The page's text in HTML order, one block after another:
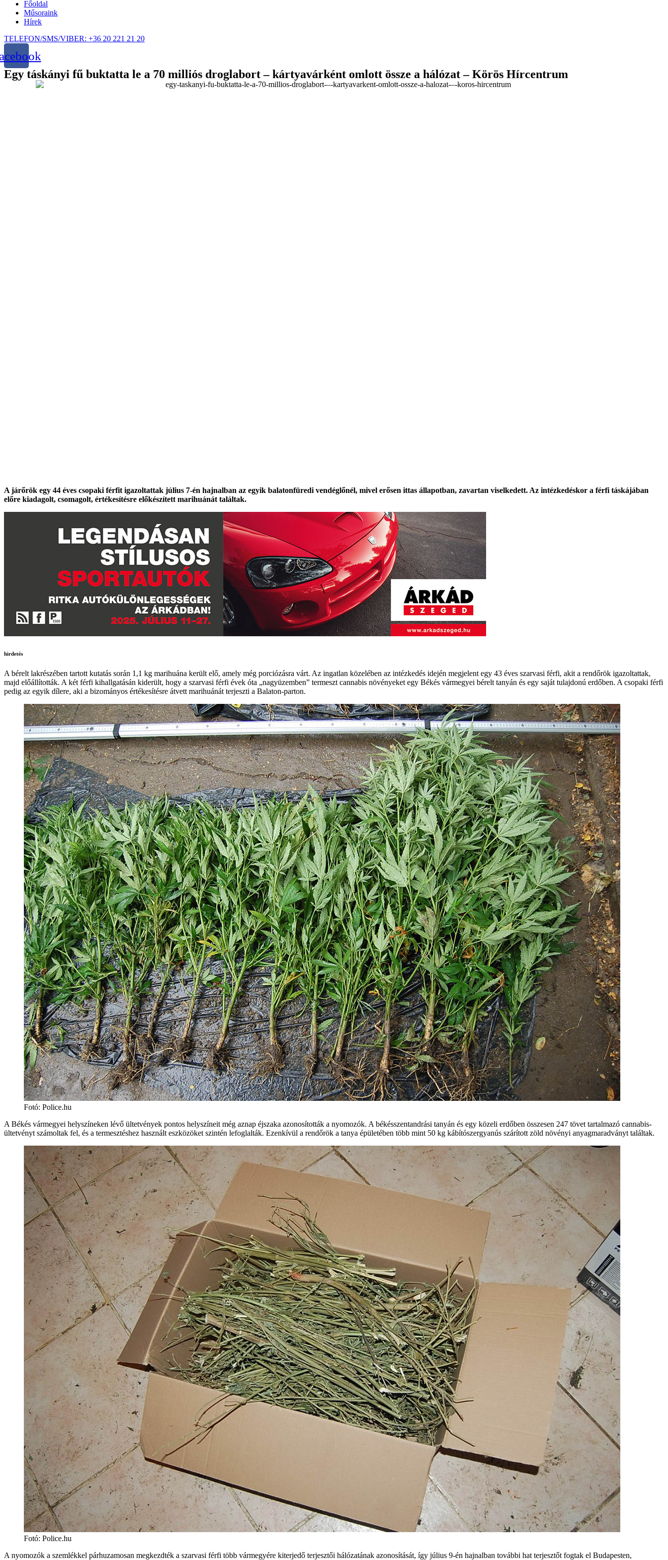
Főoldal
Műsoraink
Hírek
TELEFON/SMS/VIBER: +36 20 221 21 20
Egy táskányi fű buktatta le a 70 milliós droglabort – kártyavárként omlott össze a hálózat – Körös Hírcentrum
A járőrök egy 44 éves csopaki férfit igazoltattak július 7-én hajnalban az egyik balatonfüredi vendéglőnél, mivel erősen ittas állapotban, zavartan viselkedett. Az intézkedéskor a férfi táskájában
előre kiadagolt, csomagolt, értékesítésre előkészített marihuánát találtak.
hirdetés
A bérelt lakrészében tartott kutatás során 1,1 kg marihuána került elő, amely még porciózásra várt. Az ingatlan közelében az intézkedés idején megjelent egy 43 éves szarvasi férfi, akit a rendőrök igazoltattak,
majd előállították. A két férfi kihallgatásán kiderült, hogy a szarvasi férfi évek óta „nagyüzemben” termeszt cannabis növényeket egy Békés vármegyei bérelt tanyán és egy saját tulajdonú erdőben. A csopaki férfi
pedig az egyik dílere, aki a bizományos értékesítésre átvett marihuánát terjeszti a Balaton-parton.
Fotó: Police.hu
A Békés vármegyei helyszíneken lévő ültetvények pontos helyszíneit még aznap éjszaka azonosították a nyomozók. A békésszentandrási tanyán és egy közeli erdőben összesen 247 tövet tartalmazó cannabis-
ültetvényt számoltak fel, és a termesztéshez használt eszközöket szintén lefoglalták. Ezenkívül a rendőrök a tanya épületében több mint 50 kg kábítószergyanús szárított zöld növényi anyagmaradványt találtak.
Fotó: Police.hu
A nyomozók a szemlékkel párhuzamosan megkezdték a szarvasi férfi több vármegyére kiterjedő terjesztői hálózatának azonosítását, így július 9-én hajnalban további hat terjesztőt fogtak el Budapesten,